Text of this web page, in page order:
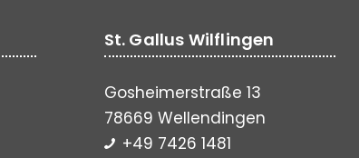
St. Gallus Wilflingen
Gosheimerstraße 13
78669 Wellendingen
+49 7426 1481